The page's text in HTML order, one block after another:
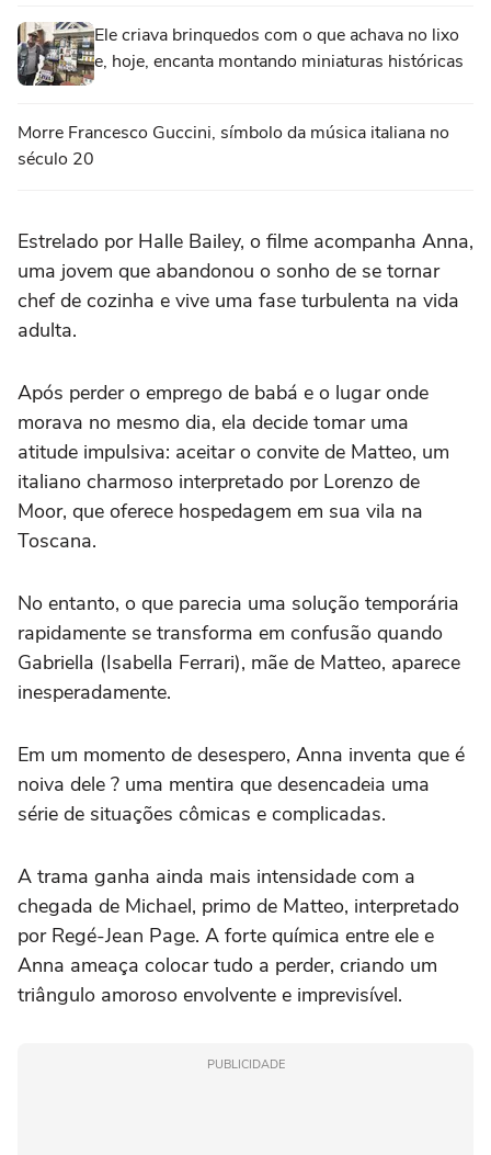
Ele criava brinquedos com o que achava no lixo
e, hoje, encanta montando miniaturas históricas
Morre Francesco Guccini, símbolo da música italiana no
século 20
Estrelado por Halle Bailey, o filme acompanha Anna,
uma jovem que abandonou o sonho de se tornar
chef de cozinha e vive uma fase turbulenta na vida
adulta.
Após perder o emprego de babá e o lugar onde
morava no mesmo dia, ela decide tomar uma
atitude impulsiva: aceitar o convite de Matteo, um
italiano charmoso interpretado por Lorenzo de
Moor, que oferece hospedagem em sua vila na
Toscana.
No entanto, o que parecia uma solução temporária
rapidamente se transforma em confusão quando
Gabriella (Isabella Ferrari), mãe de Matteo, aparece
inesperadamente.
Em um momento de desespero, Anna inventa que é
noiva dele ? uma mentira que desencadeia uma
série de situações cômicas e complicadas.
A trama ganha ainda mais intensidade com a
chegada de Michael, primo de Matteo, interpretado
por Regé-Jean Page. A forte química entre ele e
Anna ameaça colocar tudo a perder, criando um
triângulo amoroso envolvente e imprevisível.
PUBLICIDADE